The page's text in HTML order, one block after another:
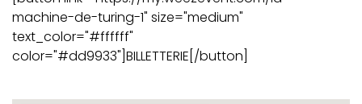
machine-de-turing-1" size="medium"
text_color="#ffffff"
color="#dd9933"]BILLETTERIE[/button]